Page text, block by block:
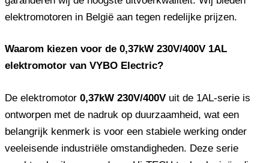
elektromotoren in België aan tegen redelijke prijzen.
Waarom kiezen voor de 0,37kW 230V/400V 1AL
elektromotor van VYBO Electric?
De elektromotor 0,37kW 230V/400V uit de 1AL-serie is
ontworpen met de nadruk op duurzaamheid, wat een
belangrijk kenmerk is voor een stabiele werking onder
veeleisende industriële omstandigheden. Deze serie